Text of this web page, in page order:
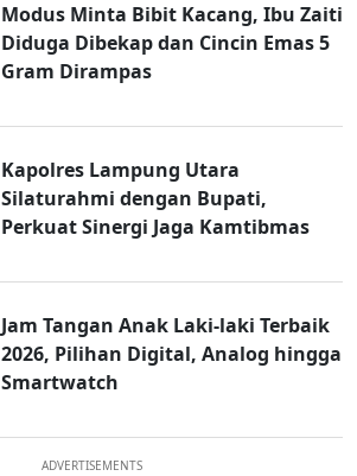
Modus Minta Bibit Kacang, Ibu Zaiti
Diduga Dibekap dan Cincin Emas 5
Gram Dirampas
Kapolres Lampung Utara
Silaturahmi dengan Bupati,
Perkuat Sinergi Jaga Kamtibmas
Jam Tangan Anak Laki-laki Terbaik
2026, Pilihan Digital, Analog hingga
Smartwatch
ADVERTISEMENTS